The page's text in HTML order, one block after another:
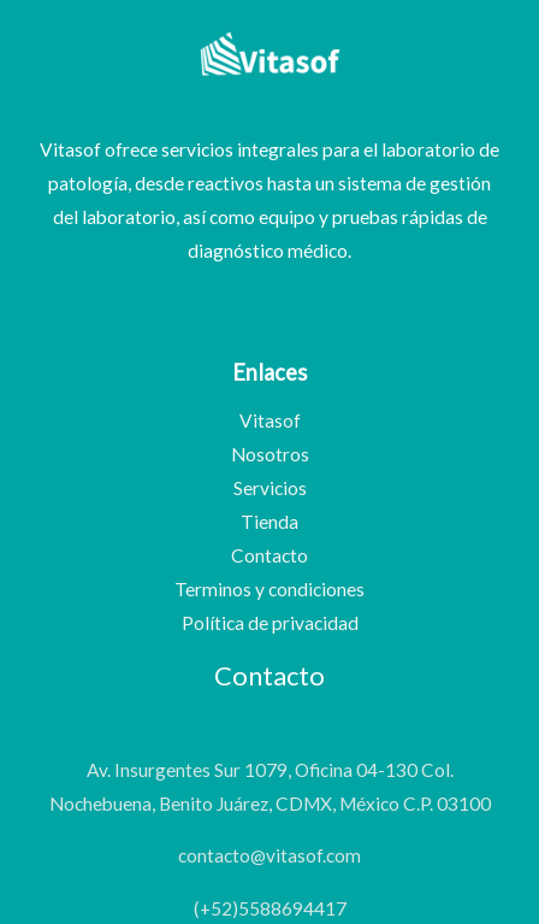
Vitasof ofrece servicios integrales para el laboratorio de
patología, desde reactivos hasta un sistema de gestión
del laboratorio, así como equipo y pruebas rápidas de
diagnóstico médico.
Enlaces
Vitasof
Nosotros
Servicios
Tienda
Contacto
Terminos y condiciones
Política de privacidad
Contacto
Av. Insurgentes Sur 1079, Oficina 04-130 Col.
Nochebuena, Benito Juárez, CDMX, México C.P. 03100
contacto@vitasof.com
(+52)5588694417